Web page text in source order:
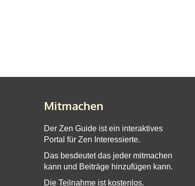
Mitmachen
Der Zen Guide ist ein interaktives
Portal für Zen Interessierte.
Das besdeutet das jeder mitmachen
kann und Beiträge hinzufügen kann.
Die Teilnahme ist kostenlos.